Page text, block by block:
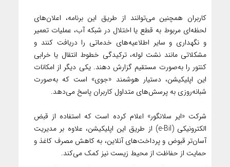
کاربران همچنین می‌توانند از طریق این برنامه، اعلان‌های
لحظه‌ای مربوط به قطع یا اختلال در شبکه آب، عملیات تعمیر
و نگهداری و سایر اطلاعیه‌های خدماتی را دریافت کنند و
مشکلاتی مانند نشت لوله، ترکیدگی خطوط انتقال یا خرابی
کنتور را به‌صورت مستقیم گزارش دهند. یکی دیگر از امکانات
این اپلیکیشن، دستیار هوشمند «جوی» است که به‌صورت
شبانه‌روزی به پرسش‌های متداول کاربران پاسخ می‌دهد.
شرکت «ایر سلانگور» اعلام کرده است که استفاده از قبض
الکترونیکی (e-Bil) از طریق این اپلیکیشن، علاوه بر مدیریت
آسان‌تر قبوض و پرداخت‌های آنلاین، به کاهش مصرف کاغذ و
حمایت از حفاظت از محیط زیست نیز کمک می‌کند.